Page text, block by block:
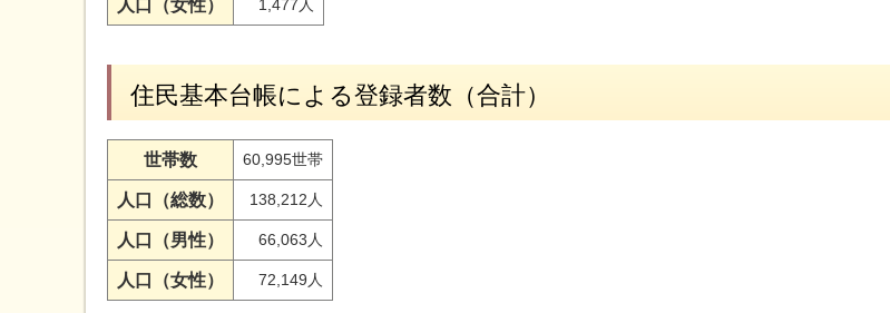
人口（女性） 1,477人
住民基本台帳による登録者数（合計）
世帯数 60,995世帯
人口（総数） 138,212人
人口（男性） 66,063人
人口（女性） 72,149人